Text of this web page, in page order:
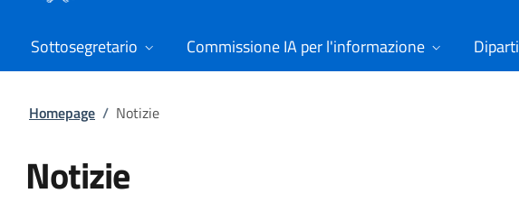
Sottosegretario Commissione IA per l'informazione
Homepage / Notizie
Notizie